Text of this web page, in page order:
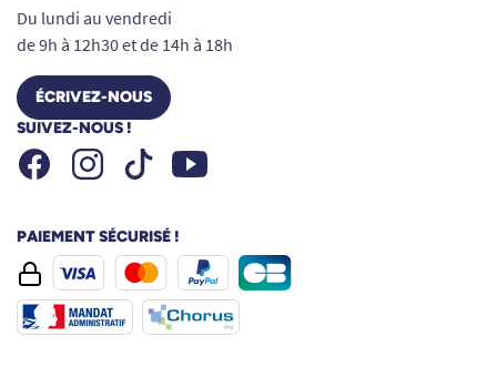
Du lundi au vendredi
de 9h à 12h30 et de 14h à 18h
ÉCRIVEZ-NOUS
SUIVEZ-NOUS !
FacebookInstagramTiktok Youtube
PAIEMENT SÉCURISÉ !